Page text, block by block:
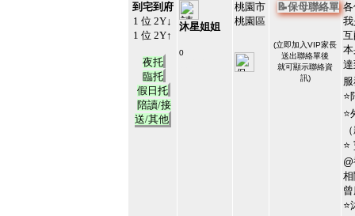
到宅到府
1 位 2Y↓
1 位 2Y↑
夜托
臨托
假日托
陪讀/接
送/其他
沐星姐姐
0
桃園市
桃園區
📝保母聯絡單
(立即加入VIP家長
送出聯絡單後
就可顯示聯絡資
訊)